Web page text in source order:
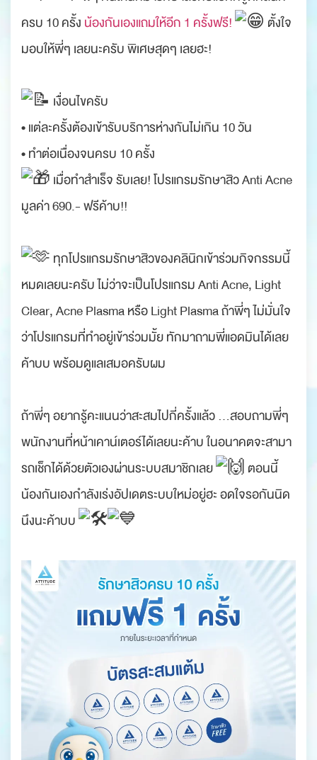
ครบ 10 ครั้ง น้องกันเองแถมให้อีก 1 ครั้งฟรี!
ตั้งใจ
มอบให้พี่ๆ เลยนะครับ พิเศษสุดๆ เลยฮะ!
เงื่อนไขครับ
• แต่ละครั้งต้องเข้ารับบริการห่างกันไม่เกิน 10 วัน
• ทำต่อเนื่องจนครบ 10 ครั้ง
เมื่อทำสำเร็จ รับเลย! โปรแกรมรักษาสิว Anti Acne
มูลค่า 690.- ฟรีค้าบ!!
ทุกโปรแกรมรักษาสิวของคลินิกเข้าร่วมกิจกรรมนี้
หมดเลยนะครับ ไม่ว่าจะเป็นโปรแกรม Anti Acne, Light
Clear, Acne Plasma หรือ Light Plasma ถ้าพี่ๆ ไม่มั่นใจ
ว่าโปรแกรมที่ทำอยู่เข้าร่วมมั้ย ทักมาถามพี่แอดมินได้เลย
ค้าบบ พร้อมดูแลเสมอครับผม
ถ้าพี่ๆ อยากรู้คะแนนว่าสะสมไปกี่ครั้งแล้ว …สอบถามพี่ๆ
พนักงานที่หน้าเคาน์เตอร์ได้เลยนะค้าบ ในอนาคตจะสามา
รถเช็กได้ด้วยตัวเองผ่านระบบสมาชิกเลย
ตอนนี้
น้องกันเองกำลังเร่งอัปเดตระบบใหม่อยู่ฮะ อดใจรอกันนิด
นึงนะค้าบบ